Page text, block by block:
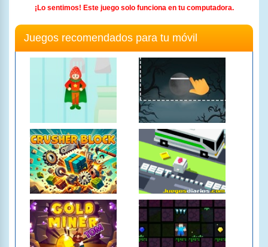
¡Lo sentimos! Este juego solo funciona en tu computadora.
Juegos recomendados para tu móvil